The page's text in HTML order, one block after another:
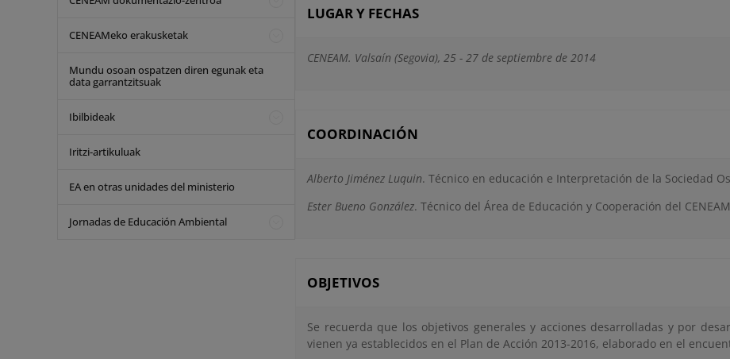
CENEAMeko erakusketak
Mundu osoan ospatzen diren egunak eta
data garrantzitsuak
Ibilbideak
Iritzi-artikuluak
EA en otras unidades del ministerio
Jornadas de Educación Ambiental
LUGAR Y FECHAS
CENEAM. Valsaín (Segovia), 25 - 27 de septiembre de 2014
COORDINACIÓN
Alberto Jiménez Luquin. Técnico en educación e Interpretación de la Sociedad
Ester Bueno González. Técnico del Área de Educación y Cooperación del
OBJETIVOS
Se recuerda que los objetivos generales y acciones desarrolladas y por
vienen ya establecidos en el Plan de Acción 2013-2016, elaborado en el